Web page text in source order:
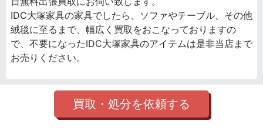
IDC大塚家具の家具でしたら、ソファやテーブル、その他
絨毯に至るまで、幅広く買取をおこなっておりますの
で、不要になったIDC大塚家具のアイテムは是非当店まで
お売りください。
買取・処分を依頼する